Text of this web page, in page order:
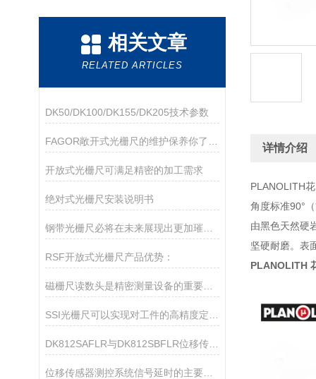
相关文章
RELATED ARTICLES
DK50/DK100/DK155/DK205技术参数
开放式光栅尺可满足精密的加工需求
绝对式光栅尺安装说明书
RSF开放式光栅尺产品优势：
磁栅尺读数头是精密测量设备的重要组成部分
DK812SAFLR与DK812SBFLR位移传感器技术差异
位移传感器测控系统信号延时的主要因素有哪些
详情介绍
PLANOLITH
角度标准90°
由黑色天然硬
坚硬耐磨。表
PLANOLITH